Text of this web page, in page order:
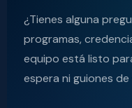
¿Tienes alguna
programas,
equipo está listo
espera ni guiones de